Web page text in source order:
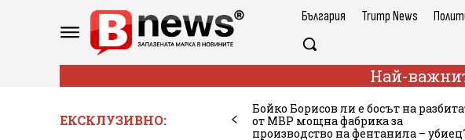
България Trump News
Най-
ЕКСКЛУЗИВНО:
Бойко Борисов ли е босът на
от МВР мощна фабрика за
производство на фентанила –